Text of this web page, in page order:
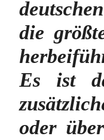
die
Es ist
oder